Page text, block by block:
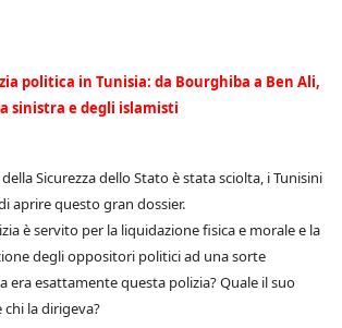
politica in Tunisia: da Bourghiba a Ben Ali,
sinistra e degli islamisti
Sicurezza dello Stato è stata sciolta, i Tunisini
aprire questo gran dossier.
è servito per la liquidazione fisica e morale e la
degli oppositori politici ad una sorte
era esattamente questa polizia? Quale il suo
chi la dirigeva?